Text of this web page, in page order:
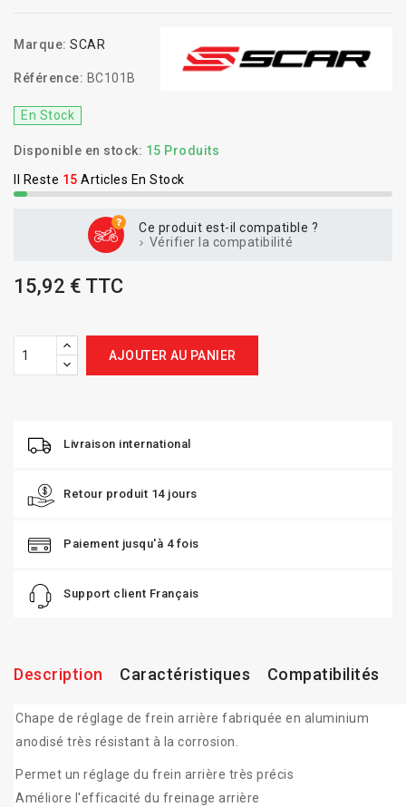
Marque: SCAR
Référence: BC101B
En Stock
Disponible en stock: 15 Produits
Il Reste 15 Articles En Stock
Ce produit est-il compatible ?
Vérifier la compatibilité
15,92 € TTC
AJOUTER AU PANIER
Livraison international
Retour produit 14 jours
Paiement jusqu'à 4 fois
Support client Français
Description Caractéristiques Compatibilités
Chape de réglage de frein arrière fabriquée en aluminium
anodisé très résistant à la corrosion.
Permet un réglage du frein arrière très précis
Améliore l'efficacité du freinage arrière